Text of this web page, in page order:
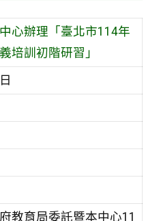
心辦理「臺北市114年
培訓初階研習」
教育局委託暨本中心11